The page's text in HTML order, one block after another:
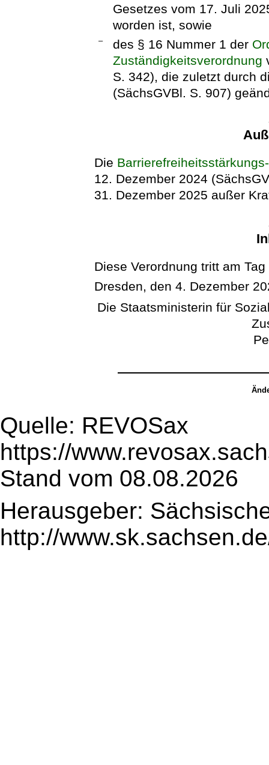
Gesetzes vom 17. Juli
worden ist, sowie
– des § 16 Nummer 1 der
Zuständigkeitsverordnung
S. 342), die zuletzt durch
(SächsGVBl. S. 907)
Die
12. Dezember 2024
31. Dezember 2025 außer
Diese Verordnung tritt am
Dresden, den 4. Dezember
Die Staatsministerin für
Quelle: REVOSax
https://
Stand vom 08.08.2026
Herausgeber:
http://